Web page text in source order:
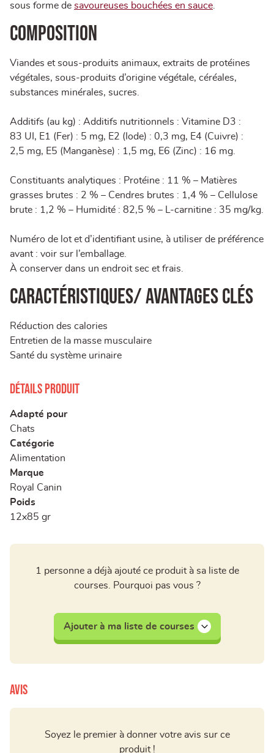
sous forme de savoureuses bouchées en sauce.
Composition
Viandes et sous-produits animaux, extraits de protéines
végétales, sous-produits d’origine végétale, céréales,
substances minérales, sucres.
Additifs (au kg) : Additifs nutritionnels : Vitamine D3 :
83 UI, E1 (Fer) : 5 mg, E2 (Iode) : 0,3 mg, E4 (Cuivre) :
2,5 mg, E5 (Manganèse) : 1,5 mg, E6 (Zinc) : 16 mg.
Constituants analytiques : Protéine : 11 % – Matières
grasses brutes : 2 % – Cendres brutes : 1,4 % – Cellulose
brute : 1,2 % – Humidité : 82,5 % – L-carnitine : 35 mg/kg.
Numéro de lot et d’identifiant usine, à utiliser de préférence
avant : voir sur l’emballage.
À conserver dans un endroit sec et frais.
Caractéristiques/ Avantages clés
Réduction des calories
Entretien de la masse musculaire
Santé du système urinaire
Détails produit
Adapté pour
Chats
Catégorie
Alimentation
Marque
Royal Canin
Poids
12x85 gr
1 personne a déjà ajouté ce produit à sa liste de
courses. Pourquoi pas vous ?
Ajouter à ma liste de courses
Avis
Soyez le premier à donner votre avis sur ce
produit !